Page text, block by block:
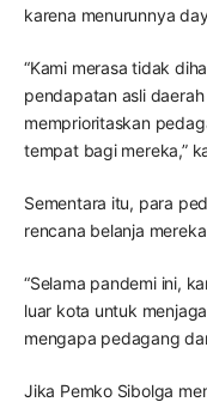
karena menurunnya
“Kami merasa tidak
pendapatan asli
memprioritaskan
tempat bagi mereka,”
Sementara itu, para
rencana belanja
“Selama pandemi ini,
luar kota untuk
mengapa pedagang
Jika Pemko Sibolga